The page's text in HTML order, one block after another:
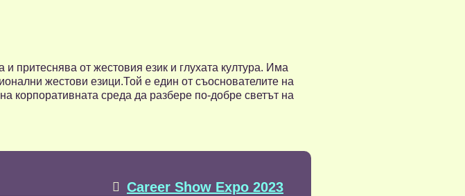
притеснява от жестовия език и глухата култура. Има
жестови езици.Той е един от съоснователите на
корпоративната среда да разбере по-добре светът на
 Career Show Expo 2023